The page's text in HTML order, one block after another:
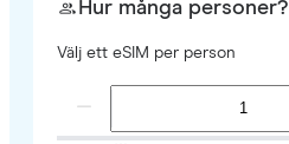
Hur många personer?
Välj ett eSIM per person